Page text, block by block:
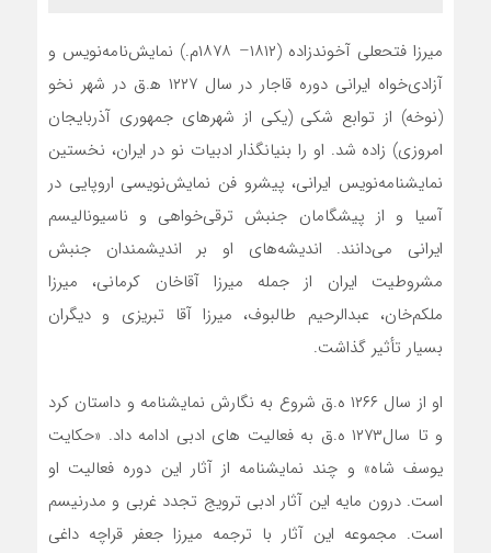
میرزا فتحعلی آخوندزاده (۱۸۱۲– ۱۸۷۸م.) نمایش‌نامه‌نویس و
آزادی‌خواه ایرانی دوره قاجار در سال ۱۲۲۷ ه‍.ق در شهر نخو
(نوخه) از توابع شکی (یکی از شهرهای جمهوری آذربایجان
امروزی) زاده شد. او را بنیانگذار ادبیات نو در ایران، نخستین
نمایشنامه‌نویس ایرانی، پیشرو فن نمایش‌نویسی اروپایی در
آسیا و از پیشگامان جنبش ترقی‌خواهی و ناسیونالیسم
ایرانی می‌دانند. اندیشه‌های او بر اندیشمندان جنبش
مشروطیت ایران از جمله میرزا آقاخان کرمانی، میرزا
ملکم‌خان، عبدالرحیم طالبوف، میرزا آقا تبریزی و دیگران
بسیار تأثیر گذاشت.
او از سال ۱۲۶۶ ه.ق شروع به نگارش نمایشنامه و داستان کرد
و تا سال۱۲۷۳ ه.ق به فعالیت های ادبی ادامه داد. «حکایت
یوسف شاه» و چند نمایشنامه از آثار این دوره فعالیت او
است. درون مایه این آثار ادبی ترویج تجدد غربی و مدرنیسم
است. مجموعه این آثار با ترجمه میرزا جعفر قراچه داغی